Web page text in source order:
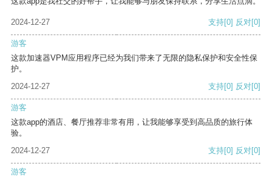
2024-12-27 支持[0] 反对[0]
游客
这款加速器VPM应用程序已经为我们带来了无限的隐私保护和安全性保
护。
2024-12-27
支持[0] 反对[0]
游客
这款app的酒店、餐厅推荐非常有用，让我能够享受到高品质的旅行体
验。
2024-12-27
支持[0] 反对[0]
游客